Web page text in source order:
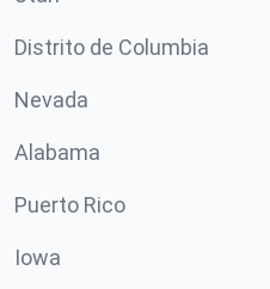
Distrito de Columbia
Nevada
Alabama
Puerto Rico
Iowa